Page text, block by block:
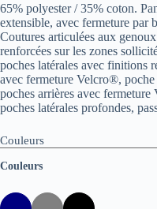
65% polyester / 35% coton.
extensible, avec fermeture par
Coutures articulées aux
renforcées sur les zones
poches latérales avec finitions
avec fermeture Velcro®,
poches arrières avec
poches latérales profondes,
Couleurs
Couleurs